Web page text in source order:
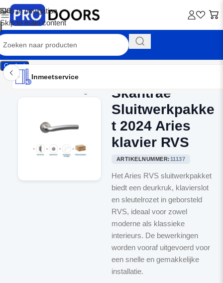
Skip to navigation
Skip to main content
Contact
Inmeetservice
Montageservice
Advies op maat
Showroom
Inmeetservice
Skantrae
Sluitwerkpakke
t 2024 Aries
klavier RVS
ARTIKELNUMMER:11137
Het Aries RVS sluitwerkpakket
biedt een deurkruk, klavierslot
en sleutelrozet in geborsteld
RVS, ideaal voor zowel
moderne als klassieke
interieurs. De bewerkingen
worden vooraf uitgevoerd voor
een snelle en gemakkelijke
installatie.